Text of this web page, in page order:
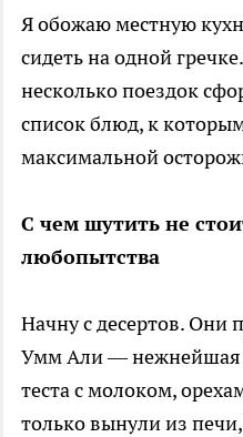
Я обожаю местную
сидеть на одной
несколько поездок
список блюд, к
максимальной
С чем шутить не
любопытства
Начну с десертов. Они
Умм Али — нежнейшая
теста с молоком,
только вынули из